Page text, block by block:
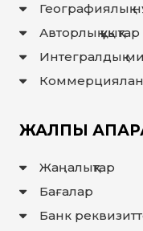
Географиялық
Авторлық құқықтар
Интегралдық
ЖАЛПЫ
Жаңалықтар
Бағалар
Банк